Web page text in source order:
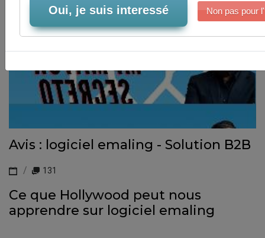
Avis : logiciel emaling - Solution B2B
131
Ce que Hollywood peut nous
apprendre sur logiciel emaling
Oui, je suis interessé Non pas pour